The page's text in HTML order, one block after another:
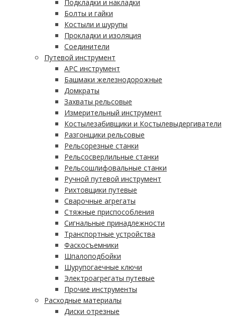
Подкладки и накладки
Болты и гайки
Костыли и шурупы
Прокладки и изоляция
Соединители
Путевой инструмент
АРС инструмент
Башмаки железнодорожные
Домкраты
Захваты рельсовые
Измерительный инструмент
Костылезабивщики и Костылевыдергиватели
Разгонщики рельсовые
Рельсорезные станки
Рельсосверлильные станки
Рельсошлифовальные станки
Ручной путевой инструмент
Рихтовщики путевые
Сварочные агрегаты
Стяжные приспособления
Сигнальные принадлежности
Транспортные устройства
Фаскосъемники
Шпалоподбойки
Шурупогаечные ключи
Электроагрегаты путевые
Прочие инструменты
Расходные материалы
Диски отрезные